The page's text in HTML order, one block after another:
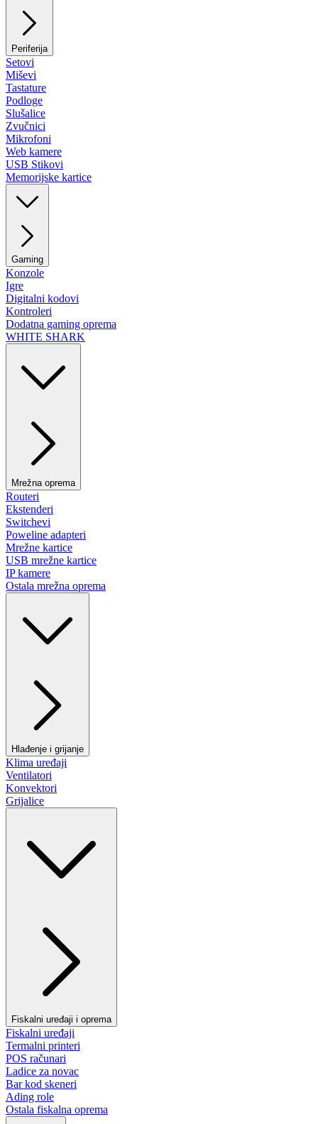
Periferija
Setovi
Miševi
Tastature
Podloge
Slušalice
Zvučnici
Mikrofoni
Web kamere
USB Stikovi
Memorijske kartice
Gaming
Konzole
Igre
Digitalni kodovi
Kontroleri
Dodatna gaming oprema
WHITE SHARK
Mrežna oprema
Routeri
Ekstenderi
Switchevi
Poweline adapteri
Mrežne kartice
USB mrežne kartice
IP kamere
Ostala mrežna oprema
Hlađenje i grijanje
Klima uređaji
Ventilatori
Konvektori
Grijalice
Fiskalni uređaji i oprema
Fiskalni uređaji
Termalni printeri
POS računari
Ladice za novac
Bar kod skeneri
Ading role
Ostala fiskalna oprema